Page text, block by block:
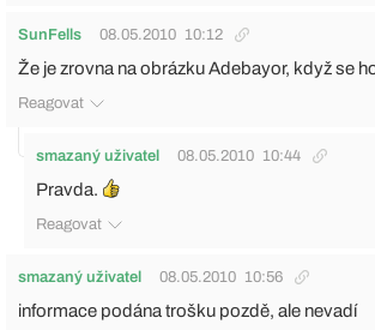
SunFells 08.05.2010 10:12
Že je zrovna na obrázku Adebayor, když se
Reagovat
smazaný uživatel 08.05.2010 10:44
Pravda.
Reagovat
smazaný uživatel 08.05.2010 10:56
informace podána trošku pozdě, ale nevadí